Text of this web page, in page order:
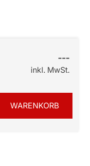
---
inkl. MwSt.
WARENKORB